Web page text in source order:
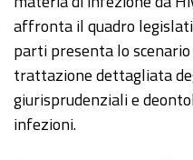
affronta il quadro
parti presenta lo
trattazione dettagliata
giurisprudenziali e
infezioni.